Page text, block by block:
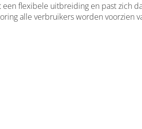
flexibele uitbreiding en past zich
alle verbruikers worden voorzien